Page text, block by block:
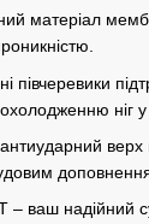
матеріал
півчеревики
ніг у
верх
– ваш надійний